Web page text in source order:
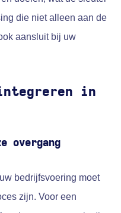
die niet alleen aan de
aansluit bij uw
in
overgang
bedrijfsvoering moet
zijn. Voor een